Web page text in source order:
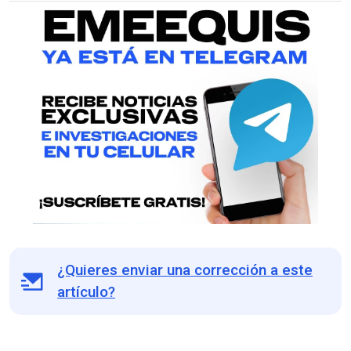
¿Quieres enviar una corrección a este
artículo?